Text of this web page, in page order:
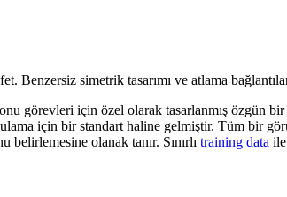
Benzersiz simetrik tasarımı ve atlama
görevleri için özel olarak tasarlanmış özgün
için bir standart haline gelmiştir. Tüm bir
belirlemesine olanak tanır. Sınırlı training data